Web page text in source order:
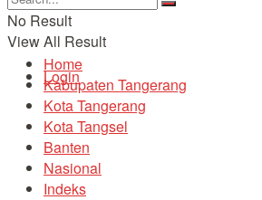
No Result
View All Result
Login
Home
Kabupaten Tangerang
Kota Tangerang
Kota Tangsel
Banten
Nasional
Indeks